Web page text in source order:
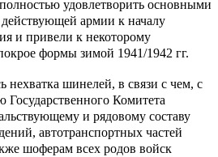
удовлетворить основными
армии к началу
и привели к некоторому
формы зимой 1941/1942 гг.
нехватка шинелей, в связи с чем, с
Государственного Комитета
и рядовому составу
автотранспортных частей
шоферам всех родов войск